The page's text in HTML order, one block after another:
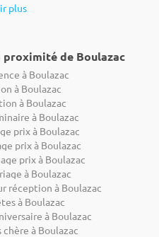
plus
proximité de Boulazac
à Boulazac
à Boulazac
à Boulazac
à Boulazac
prix à Boulazac
prix à Boulazac
prix à Boulazac
à Boulazac
réception à Boulazac
à Boulazac
à Boulazac
à Boulazac